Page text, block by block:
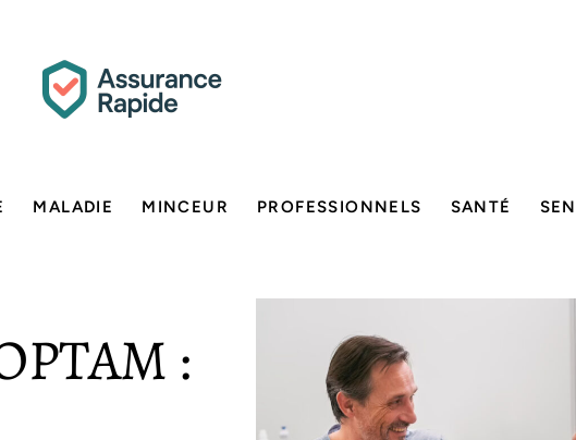
MALADIE MINCEUR PROFESSIONNELS SANTÉ
: